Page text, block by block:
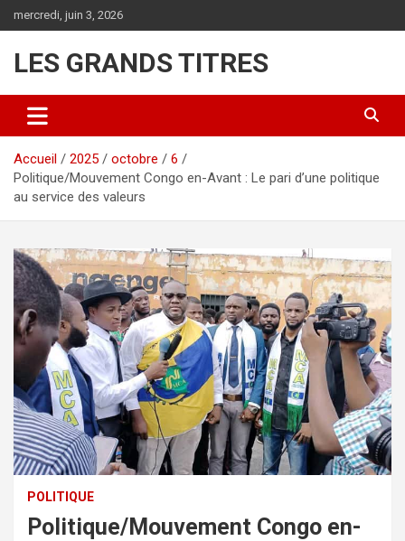
au
mercredi, juin 3, 2026
LES GRANDS TITRES
Accueil 2025 octobre
6
Politique/Mouvement Congo en-Avant : Le pari d’une politique
au service des valeurs
POLITIQUE
Politique/Mouvement Congo en-